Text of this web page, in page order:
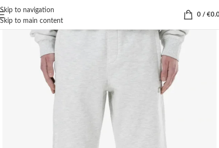
Skip to navigation
Skip to main content
0 / €